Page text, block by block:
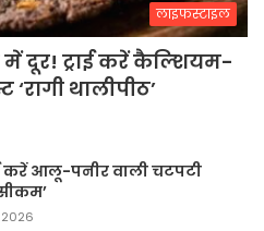
लाइफस्टाइल
में दूर! ट्राई करें कैल्शियम-
‘रागी थालीपीठ’
करें आलू-पनीर वाली चटपटी